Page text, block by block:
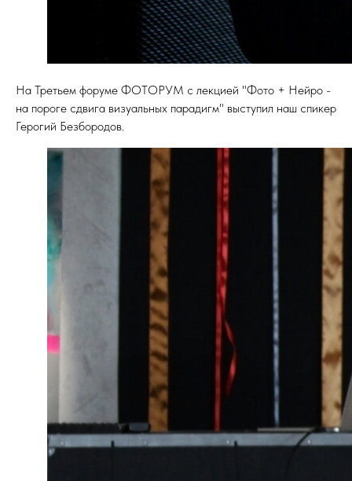
На Третьем форуме ФОТОРУМ с лекцией "Фото + Нейро -
на пороге сдвига визуальных парадигм" выступил наш спикер
Герогий Безбородов.